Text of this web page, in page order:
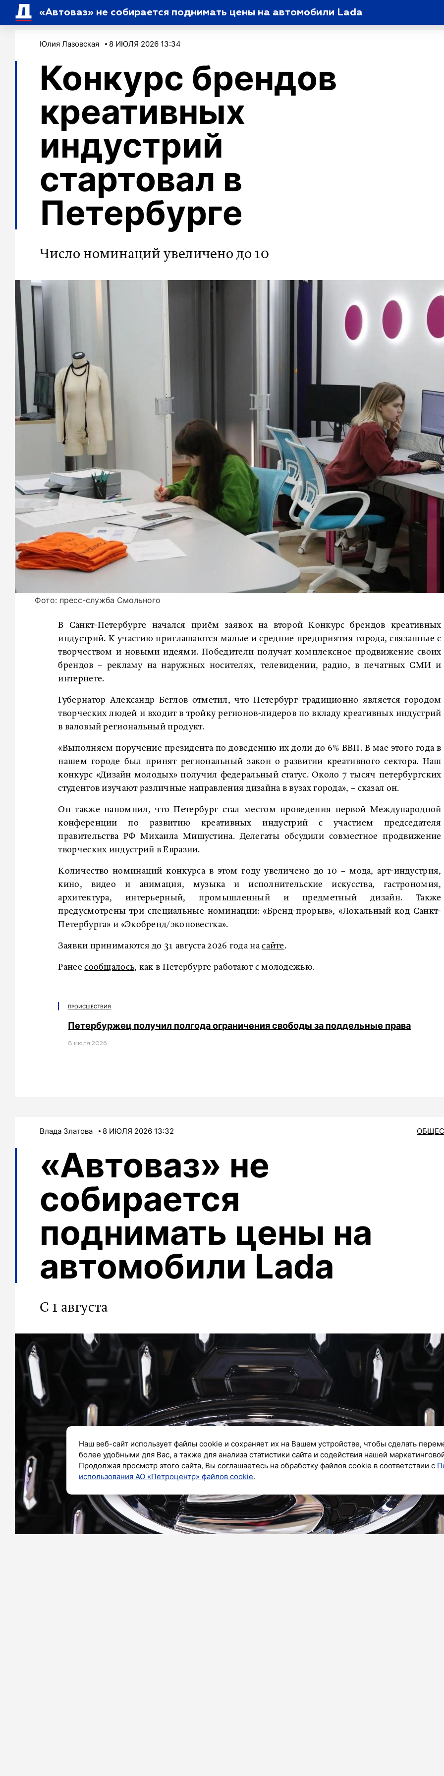
«Автоваз» не собирается поднимать цены на автомобили Lada
Юлия Лазовская 8 ИЮЛЯ 2026 13:34
Конкурс брендов
креативных
индустрий
стартовал в
Петербурге
Число номинаций увеличено до 10
Фото: пресс-служба Смольного
В Санкт-Петербурге начался приём заявок на второй Конкурс брендов креативных
индустрий. К участию приглашаются малые и средние предприятия города, связанные с
творчеством и новыми идеями. Победители получат комплексное продвижение своих
брендов – рекламу на наружных носителях, телевидении, радио, в печатных СМИ и
интернете.
Губернатор Александр Беглов отметил, что Петербург традиционно является городом
творческих людей и входит в тройку регионов-лидеров по вкладу креативных индустрий
в валовый региональный продукт.
«Выполняем поручение президента по доведению их доли до 6% ВВП. В мае этого года в
нашем городе был принят региональный закон о развитии креативного сектора. Наш
конкурс «Дизайн молодых» получил федеральный статус. Около 7 тысяч петербургских
студентов изучают различные направления дизайна в вузах города», – сказал он.
Он также напомнил, что Петербург стал местом проведения первой Международной
конференции по развитию креативных индустрий с участием председателя
правительства РФ Михаила Мишустина. Делегаты обсудили совместное продвижение
творческих индустрий в Евразии.
Количество номинаций конкурса в этом году увеличено до 10 – мода, арт-индустрия,
кино, видео и анимация, музыка и исполнительские искусства, гастрономия,
архитектура, интерьерный, промышленный и предметный дизайн. Также
предусмотрены три специальные номинации: «Бренд-прорыв», «Локальный код Санкт-
Петербурга» и «Экобренд/экоповестка».
Заявки принимаются до 31 августа 2026 года насайте.
Ранеесообщалось, как в Петербурге работают с молодежью.
ПРОИСШЕСТВИЯ
Петербуржец получил полгода ограничения свободы за поддельные права
8 июля 2026
Влада Златова 8 ИЮЛЯ 2026 13:32
«Автоваз» не
собирается
поднимать цены на
автомобили Lada
С 1 августа
Наш веб-сайт использует файлы cookie и сохраняет их на Вашем устройстве, чтобы сделать
более удобными для Вас, а также для анализа статистики сайта и содействия нашей
Продолжая просмотр этого сайта, Вы соглашаетесь на обработку файлов cookie в соответствии с
использования АО «Петроцентр» файлов cookie.